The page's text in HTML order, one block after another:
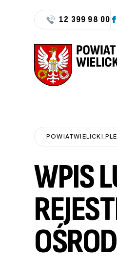
12 399 98 00
POWIATWIELICKI.PL
WPIS